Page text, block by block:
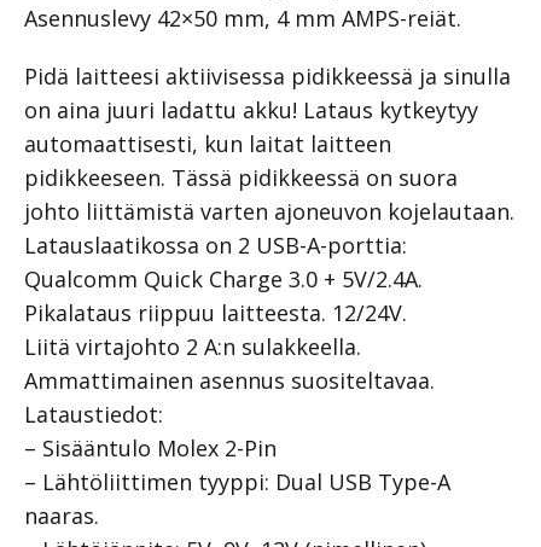
Asennuslevy 42×50 mm, 4 mm AMPS-reiät.
Pidä laitteesi aktiivisessa pidikkeessä ja sinulla
on aina juuri ladattu akku! Lataus kytkeytyy
automaattisesti, kun laitat laitteen
pidikkeeseen. Tässä pidikkeessä on suora
johto liittämistä varten ajoneuvon kojelautaan.
Latauslaatikossa on 2 USB-A-porttia:
Qualcomm Quick Charge 3.0 + 5V/2.4A.
Pikalataus riippuu laitteesta. 12/24V.
Liitä virtajohto 2 A:n sulakkeella.
Ammattimainen asennus suositeltavaa.
Lataustiedot:
– Sisääntulo Molex 2-Pin
– Lähtöliittimen tyyppi: Dual USB Type-A
naaras.